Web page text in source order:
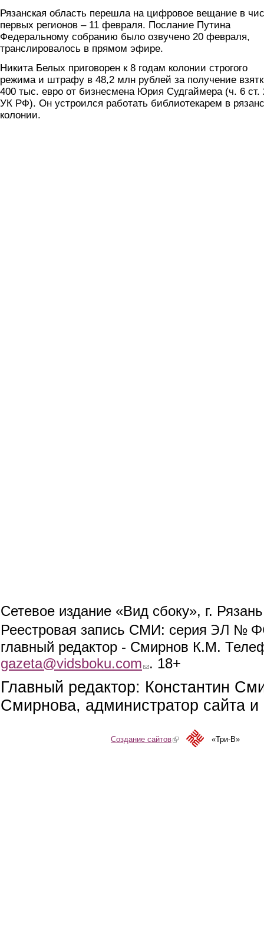
Рязанская область перешла на цифровое вещание в
первых регионов – 11 февраля. Послание Путина
Федеральному собранию было озвучено 20 февраля,
транслировалось в прямом эфире.
Никита Белых приговорен к 8 годам колонии строгого
режима и штрафу в 48,2 млн рублей за получение
400 тыс. евро от бизнесмена Юрия Судгаймера (ч. 6 ст.
УК РФ). Он устроился работать библиотекарем в
колонии.
Сетевое издание «Вид сбоку», г.
Реестровая запись СМИ: серия ЭЛ №
главный редактор - Смирнов К.М.
gazeta@vidsboku.com (link sends e-mail)
. 18+
Главный редактор: Константин
Смирнова, администратор сайта
Создание сайтов(link is external)«Три-В»